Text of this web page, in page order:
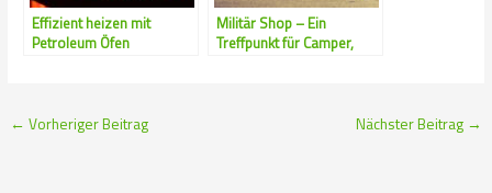
Effizient heizen mit
Petroleum Öfen
Militär Shop – Ein
Treffpunkt für Camper,
← Vorheriger Beitrag Nächster Beitrag →